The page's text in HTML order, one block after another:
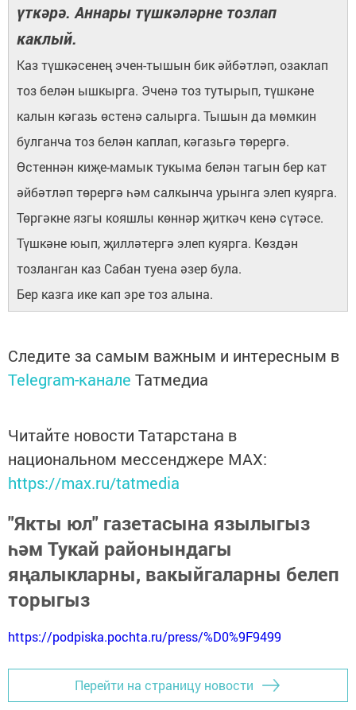
үткәрә. Аннары түшкәләрне тозлап
каклый.
Каз түшкәсенең эчен-тышын бик әйбәтләп, озаклап
тоз белән ышкырга. Эченә тоз тутырып, түшкәне
калын кәгазь өстенә салырга. Тышын да мөмкин
булганча тоз белән каплап, кәгазьгә төрергә.
Өстеннән киҗе-мамык тукыма белән тагын бер кат
әйбәтләп төрергә һәм салкынча урынга элеп куярга.
Төргәкне язгы кояшлы көннәр җиткәч кенә сүтәсе.
Түшкәне юып, җилләтергә элеп куярга. Көздән
тозланган каз Сабан туена әзер була.
Бер казга ике кап эре тоз алына.
Следите за самым важным и интересным в
Telegram-канале Татмедиа
Читайте новости Татарстана в
национальном мессенджере MАХ:
https://max.ru/tatmedia
"Якты юл" газетасына язылыгыз
һәм Тукай районындагы
яңалыкларны, вакыйгаларны белеп
торыгыз
https://podpiska.pochta.ru/press/%D0%9F9499
Перейти на страницу новости